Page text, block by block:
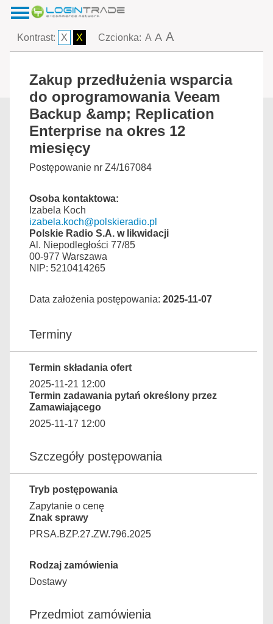
Kontrast: X X Czcionka: A A A
Zakup przedłużenia wsparcia
do oprogramowania Veeam
Backup &amp; Replication
Enterprise na okres 12
miesięcy
Postępowanie nr Z4/167084
Osoba kontaktowa:
Izabela Koch
izabela.koch@polskieradio.pl
Polskie Radio S.A. w likwidacji
Al. Niepodległości 77/85
00-977 Warszawa
NIP: 5210414265
Data założenia postępowania: 2025-11-07
Terminy
Termin składania ofert
2025-11-21 12:00
Termin zadawania pytań określony przez
Zamawiającego
2025-11-17 12:00
Szczegóły postępowania
Tryb postępowania
Zapytanie o cenę
Znak sprawy
PRSA.BZP.27.ZW.796.2025
Rodzaj zamówienia
Dostawy
Przedmiot zamówienia